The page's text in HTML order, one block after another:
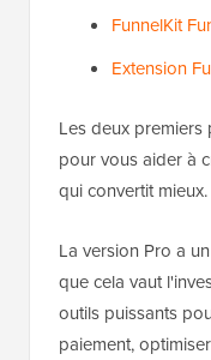
FunnelKit
Extension
Les deux
pour vous aider à
qui convertit mieux.
La version Pro a
que cela vaut
outils puissants
paiement,